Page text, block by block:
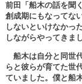
前田「船木の話を聞
創成期にもなってな
しないといけなかっ
しながらやってきま
船木は自分と同世
らと彼らが育てた世
ていました。僕と船